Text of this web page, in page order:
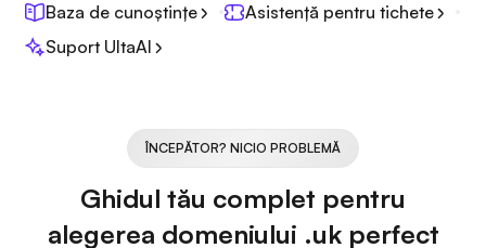
Baza de cunoștințe
Asistență pentru tichete
Suport UltaAI
ÎNCEPĂTOR? NICIO PROBLEMĂ
Ghidul tău complet pentru
alegerea domeniului .uk perfect